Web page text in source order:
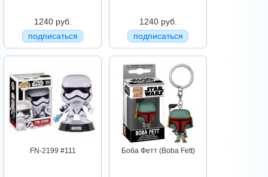
1240 руб.
подписаться
1240 руб.
подписаться
FN-2199 #111 Боба Фетт (Boba Fett)